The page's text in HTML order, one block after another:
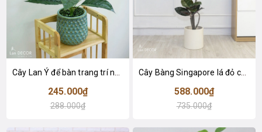
245.000₫
288.000₫
Cây Bàng Singapore lá đỏ cây giả trang trí Lan Decor (110cm) - LC2918-1
588.000₫
735.000₫